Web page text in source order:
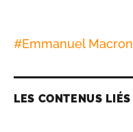
#Emmanuel Macron
LES CONTENUS LIÉS